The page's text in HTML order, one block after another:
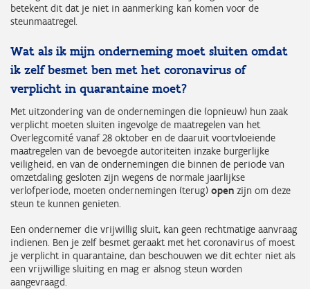
betekent dit dat je niet in aanmerking kan komen voor de
steunmaatregel.
Wat als ik mijn onderneming moet sluiten omdat
ik zelf besmet ben met het coronavirus of
verplicht in quarantaine moet?
Met uitzondering van de ondernemingen die (opnieuw) hun zaak
verplicht moeten sluiten ingevolge de maatregelen van het
Overlegcomité vanaf 28 oktober en de daaruit voortvloeiende
maatregelen van de bevoegde autoriteiten inzake burgerlijke
veiligheid, en van de ondernemingen die binnen de periode van
omzetdaling gesloten zijn wegens de normale jaarlijkse
verlofperiode, moeten ondernemingen (terug) open zijn om deze
steun te kunnen genieten.
Een ondernemer die vrijwillig sluit, kan geen rechtmatige aanvraag
indienen. Ben je zelf besmet geraakt met het coronavirus of moest
je verplicht in quarantaine, dan beschouwen we dit echter niet als
een vrijwillige sluiting en mag er alsnog steun worden
aangevraagd.